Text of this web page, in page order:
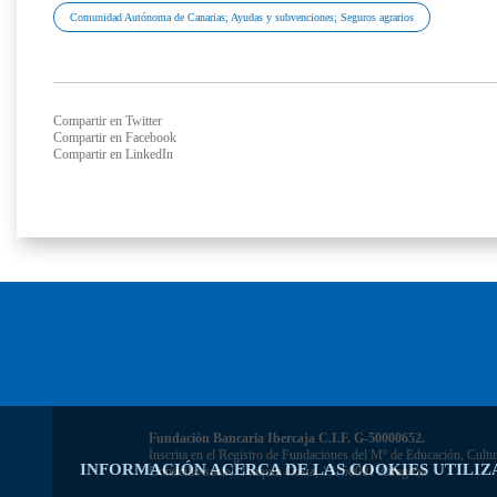
INFORMACIÓN ACERCA DE LAS COOKIES
Comunidad Autónoma de Canarias; Ayudas y subvenciones; Seguros agrarios
Compartir en Twitter
Compartir en Facebook
Compartir en LinkedIn
Fundación Bancaria Ibercaja C.I.F. G-50000652.
Inscrita en el Registro de Fundaciones del Mº de Educación,
Domicilio social: Joaquín Costa, 13. 50001 Zaragoza.